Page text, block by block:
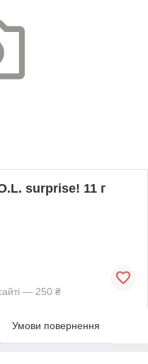
surprise! 11 г
— 250 ₴
Умови повернення